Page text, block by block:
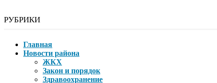
РУБРИКИ
Главная
Новости района
ЖКХ
Закон и порядок
Здравоохранение